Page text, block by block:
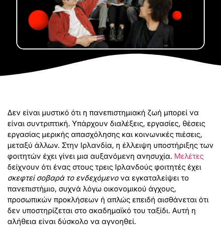
Δεν είναι μυστικό ότι η πανεπιστημιακή ζωή μπορεί να
είναι συντριπτική. Υπάρχουν διαλέξεις, εργασίες, θέσεις
εργασίας μερικής απασχόλησης και κοινωνικές πιέσεις,
μεταξύ άλλων. Στην Ιρλανδία, η έλλειψη υποστήριξης των
φοιτητών έχει γίνει μια αυξανόμενη ανησυχία. Μελέτες
δείχνουν ότι ένας στους τρεις Ιρλανδούς φοιτητές έχει
σκεφτεί σοβαρά το ενδεχόμενονα εγκαταλείψει το
πανεπιστήμιο, συχνά λόγω οικονομικού άγχους,
προσωπικών προκλήσεων ή απλώς επειδή αισθάνεται ότι
δεν υποστηρίζεται στο ακαδημαϊκό του ταξίδι. Αυτή η
αλήθεια είναι δύσκολο να αγνοηθεί.